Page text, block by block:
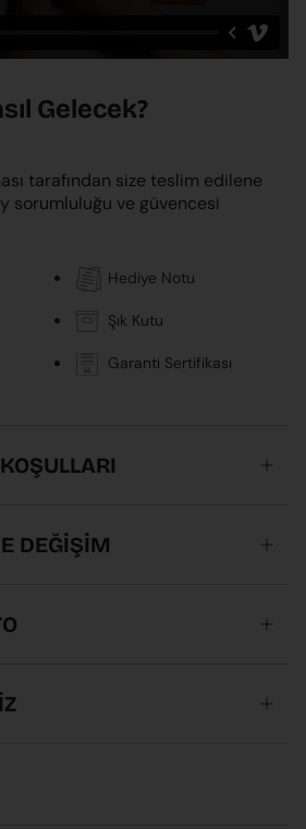
Gelecek?
tarafından size teslim edilene
sorumluluğu ve güvencesi
Hediye Notu
Şık Kutu
Garanti Sertifikası
DEĞİŞİM